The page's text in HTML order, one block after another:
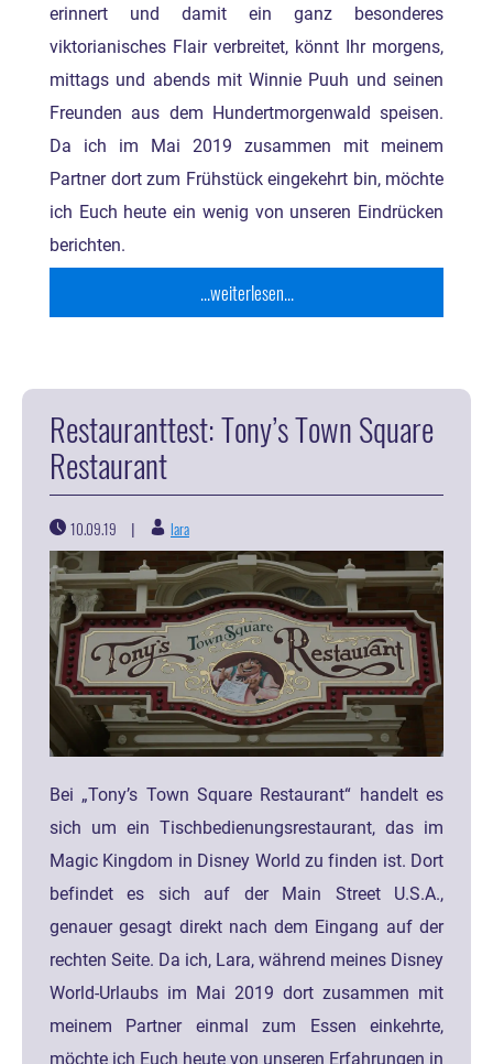
erinnert und damit ein ganz besonderes
viktorianisches Flair verbreitet, könnt Ihr morgens,
mittags und abends mit Winnie Puuh und seinen
Freunden aus dem Hundertmorgenwald speisen.
Da ich im Mai 2019 zusammen mit meinem
Partner dort zum Frühstück eingekehrt bin, möchte
ich Euch heute ein wenig von unseren Eindrücken
berichten.
...weiterlesen...
Restauranttest: Tony’s Town Square
Restaurant
10.09.19 | lara
Bei „Tony’s Town Square Restaurant“ handelt es
sich um ein Tischbedienungsrestaurant, das im
Magic Kingdom in Disney World zu finden ist. Dort
befindet es sich auf der Main Street U.S.A.,
genauer gesagt direkt nach dem Eingang auf der
rechten Seite. Da ich, Lara, während meines Disney
World-Urlaubs im Mai 2019 dort zusammen mit
meinem Partner einmal zum Essen einkehrte,
möchte ich Euch heute von unseren Erfahrungen in